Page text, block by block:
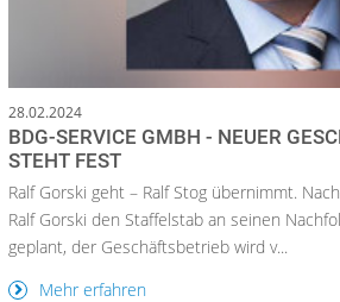
28.02.2024
BDG-SERVICE GMBH - NEUER
STEHT FEST
Ralf Gorski geht – Ralf Stog übernimmt.
Ralf Gorski den Staffelstab an seinen
geplant, der Geschäftsbetrieb wird v...
Mehr erfahren